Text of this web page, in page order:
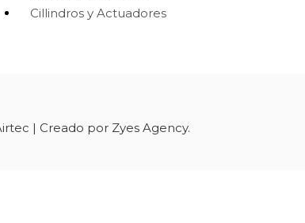
Cillindros y Actuadores
| Creado por Zyes Agency.